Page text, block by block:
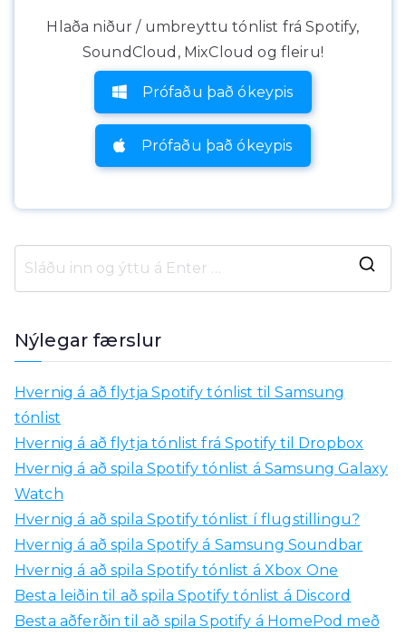
Hlaða niður / umbreyttu tónlist frá Spotify,
SoundCloud, MixCloud og fleiru!
Prófaðu það ókeypis
Prófaðu það ókeypis
Nýlegar færslur
Hvernig á að flytja Spotify tónlist til Samsung
tónlist
Hvernig á að flytja tónlist frá Spotify til Dropbox
Hvernig á að spila Spotify tónlist á Samsung Galaxy
Watch
Hvernig á að spila Spotify tónlist í flugstillingu?
Hvernig á að spila Spotify á Samsung Soundbar
Hvernig á að spila Spotify tónlist á Xbox One
Besta leiðin til að spila Spotify tónlist á Discord
Besta aðferðin til að spila Spotify á HomePod með